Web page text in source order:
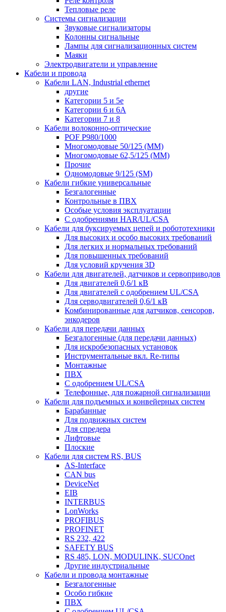
Тепловые реле
Системы сигнализации
Звуковые сигнализаторы
Колонны сигнальные
Лампы для сигнализационных систем
Маяки
Электродвигатели и управление
Кабели и провода
Кабели LAN, Industrial ethernet
другие
Категории 5 и 5е
Категории 6 и 6A
Категории 7 и 8
Кабели волоконно-оптические
POF P980/1000
Многомодовые 50/125 (ММ)
Многомодовые 62,5/125 (ММ)
Прочие
Одномодовые 9/125 (SM)
Кабели гибкие универсальные
Безгалогенные
Контрольные в ПВХ
Особые условия эксплуатации
С одобрениями HAR/UL/CSA
Кабели для буксируемых цепей и робототехники
Для высоких и особо высоких требований
Для легких и нормальных требований
Для повышенных требований
Для условий кручения 3D
Кабели для двигателей, датчиков и сервоприводов
Для двигателей 0,6/1 кВ
Для двигателей с одобрением UL/CSA
Для серводвигателей 0,6/1 кВ
Комбинированные для датчиков, cенсоров,
энкодеров
Кабели для передачи данных
Безгалогенные (для передачи данных)
Для искробезопасных установок
Инструментальные вкл. Re-типы
Монтажные
ПВХ
С одобрением UL/CSA
Телефонные, для пожарной сигнализации
Кабели для подъемных и конвейерных систем
Барабанные
Для подвижных систем
Для спредера
Лифтовые
Плоские
Кабели для систем RS, BUS
AS-Interface
CAN bus
DeviceNet
EIB
INTERBUS
LonWorks
PROFIBUS
PROFINET
RS 232, 422
SAFETY BUS
RS 485, LON, MODULINK, SUCOnet
Другие индустриальные
Кабели и провода монтажные
Безгалогенные
Особо гибкие
ПВХ